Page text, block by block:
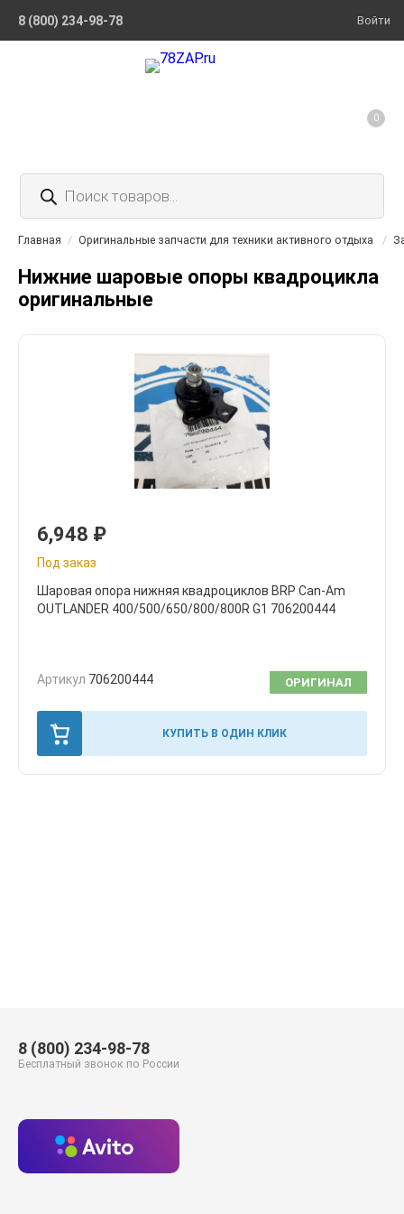
8 (800) 234-98-78 Войти
Поиск
товаров
0
Главная / Оригинальные запчасти для техники активного отдыха /
Нижние шаровые опоры квадроцикла
оригинальные
6,948 ₽
Под заказ
Шаровая опора нижняя квадроциклов BRP Can-Am
OUTLANDER 400/500/650/800/800R G1 706200444
Артикул 706200444 ОРИГИНАЛ
КУПИТЬ В ОДИН КЛИК
8 (800) 234-98-78
Бесплатный звонок по России